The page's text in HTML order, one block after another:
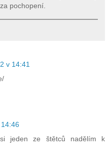
pochopení.
v 14:41
jeden ze štětců nadělím k